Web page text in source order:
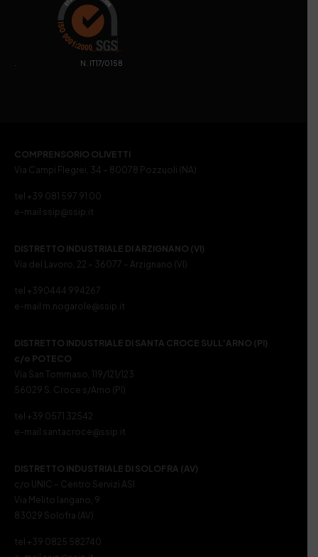
. N. IT17/0158
COMPRENSORIO OLIVETTI
Via Campi Flegrei, 34 – 80078 Pozzuoli (NA)
tel +39 081 597 91 00
e-mail ssip@ssip.it
DISTRETTO INDUSTRIALE DI ARZIGNANO (VI)
Via del Lavoro, 22 – 36077 – Arzignano (VI)
tel +390444 994267
e-mail m.nogarole@ssip.it
DISTRETTO INDUSTRIALE DI SANTA CROCE SULL’ARNO (PI)
c/o POTECO
Via San Tommaso, 119/121/123
56029 S. Croce s/Arno (PI)
tel +39 0571 32542
e-mail santacroce@ssip.it
DISTRETTO INDUSTRIALE DI SOLOFRA (AV)
c/o UNIC – Centro Servizi ASI
Via Melito Iangano, 9
83029 Solofra (AV)
tel +39 0825 582740